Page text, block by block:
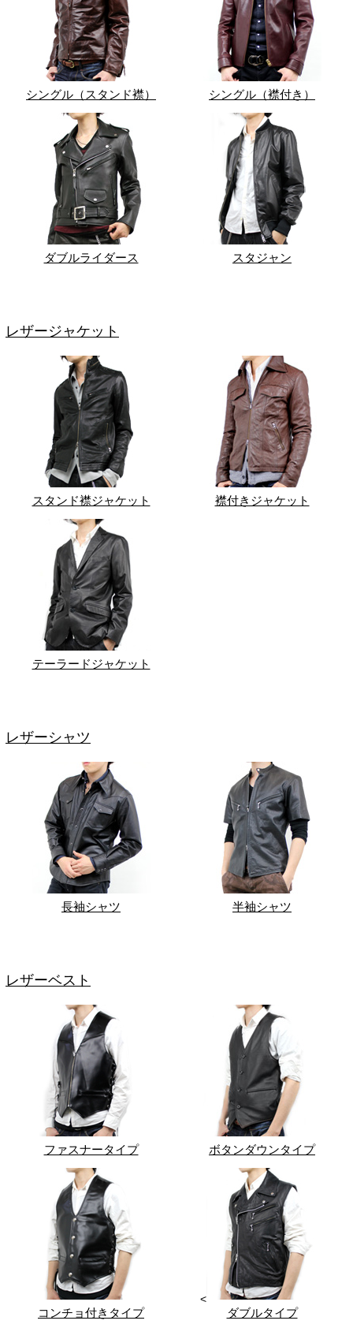
シングル（スタンド襟） シングル（襟付き）
ダブルライダース スタジャン
レザージャケット
スタンド襟ジャケット 襟付きジャケット
テーラードジャケット
レザーシャツ
長袖シャツ 半袖シャツ
レザーベスト
ファスナータイプ ボタンダウンタイプ
コンチョ付きタイプ
<
ダブルタイプ